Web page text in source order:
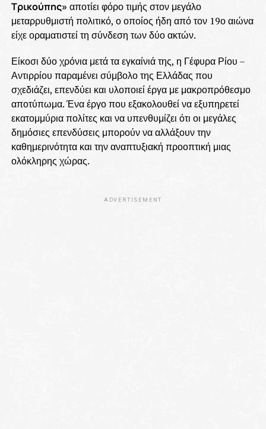
Τρικούπης» αποτίει φόρο τιμής στον μεγάλο
μεταρρυθμιστή πολιτικό, ο οποίος ήδη από τον 19ο αιώνα
είχε οραματιστεί τη σύνδεση των δύο ακτών.
Είκοσι δύο χρόνια μετά τα εγκαίνιά της, η Γέφυρα Ρίου –
Αντιρρίου παραμένει σύμβολο της Ελλάδας που
σχεδιάζει, επενδύει και υλοποιεί έργα με μακροπρόθεσμο
αποτύπωμα. Ένα έργο που εξακολουθεί να εξυπηρετεί
εκατομμύρια πολίτες και να υπενθυμίζει ότι οι μεγάλες
δημόσιες επενδύσεις μπορούν να αλλάξουν την
καθημερινότητα και την αναπτυξιακή προοπτική μιας
ολόκληρης χώρας.
ADVERTISEMENT